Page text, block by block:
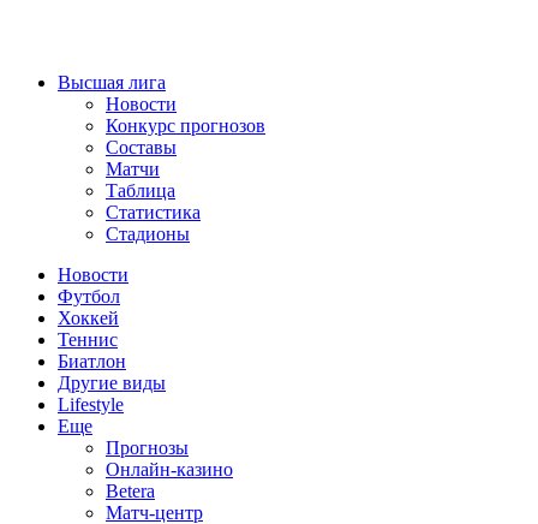
Высшая лига
Новости
Конкурс прогнозов
Составы
Матчи
Таблица
Статистика
Стадионы
Новости
Футбол
Хоккей
Теннис
Биатлон
Другие виды
Lifestyle
Еще
Прогнозы
Онлайн-казино
Betera
Матч-центр